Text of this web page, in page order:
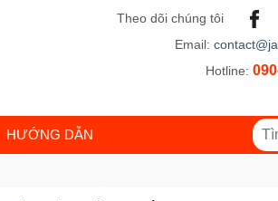
Theo dõi chúng tôi
Email:
Hotline:
HƯỚNG DẪN